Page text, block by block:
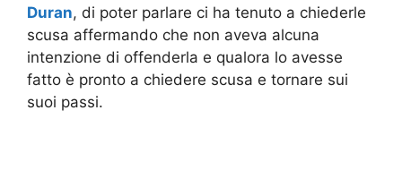
Duran, di poter parlare ci ha tenuto a chiederle
scusa affermando che non aveva alcuna
intenzione di offenderla e qualora lo avesse
fatto è pronto a chiedere scusa e tornare sui
suoi passi.